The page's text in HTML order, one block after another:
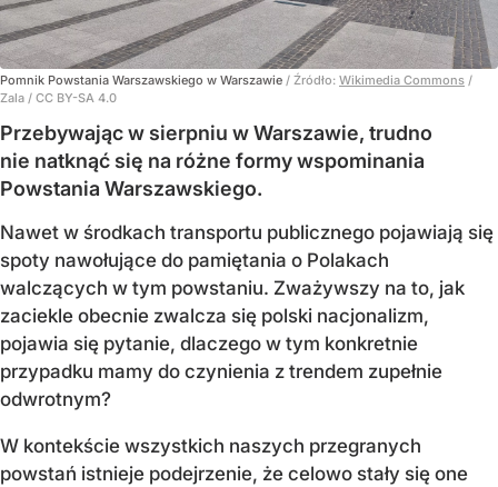
Pomnik Powstania Warszawskiego w Warszawie / Źródło: Wikimedia Commons /
Zala / CC BY-SA 4.0
Przebywając w sierpniu w Warszawie, trudno
nie natknąć się na różne formy wspominania
Powstania Warszawskiego.
Nawet w środkach transportu publicznego pojawiają się
spoty nawołujące do pamiętania o Polakach
walczących w tym powstaniu. Zważywszy na to, jak
zaciekle obecnie zwalcza się polski nacjonalizm,
pojawia się pytanie, dlaczego w tym konkretnie
przypadku mamy do czynienia z trendem zupełnie
odwrotnym?
W kontekście wszystkich naszych przegranych
powstań istnieje podejrzenie, że celowo stały się one